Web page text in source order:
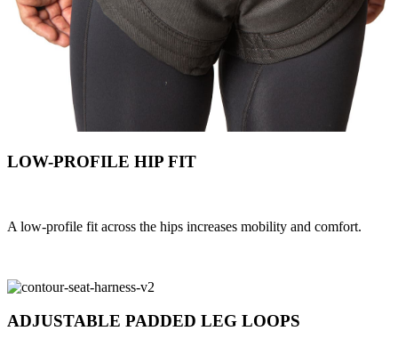
LOW-PROFILE HIP FIT
A low-profile fit across the hips increases mobility and comfort.
ADJUSTABLE PADDED LEG LOOPS